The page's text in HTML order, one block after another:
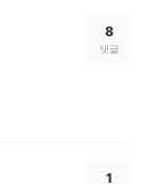
8
댓글
1